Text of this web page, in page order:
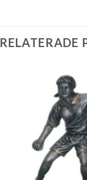
RELATERADE